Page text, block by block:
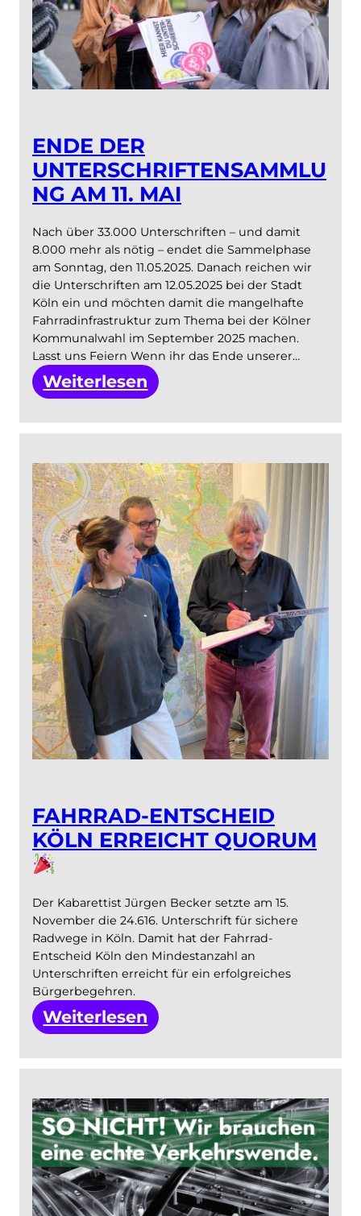
ENDE DER
UNTERSCHRIFTENSAMMLU
NG AM 11. MAI
Nach über 33.000 Unterschriften – und damit
8.000 mehr als nötig – endet die Sammelphase
am Sonntag, den 11.05.2025. Danach reichen wir
die Unterschriften am 12.05.2025 bei der Stadt
Köln ein und möchten damit die mangelhafte
Fahrradinfrastruktur zum Thema bei der Kölner
Kommunalwahl im September 2025 machen.
Lasst uns Feiern Wenn ihr das Ende unserer…
Weiterlesen
der
Unterschriftensammlung
am
11.
Mai
FAHRRAD-ENTSCHEID
KÖLN ERREICHT QUORUM
Der Kabarettist Jürgen Becker setzte am 15.
November die 24.616. Unterschrift für sichere
Radwege in Köln. Damit hat der Fahrrad-
Entscheid Köln den Mindestanzahl an
Unterschriften erreicht für ein erfolgreiches
Bürgerbegehren.
Weiterlesen
Entscheid
erreicht
Quorum